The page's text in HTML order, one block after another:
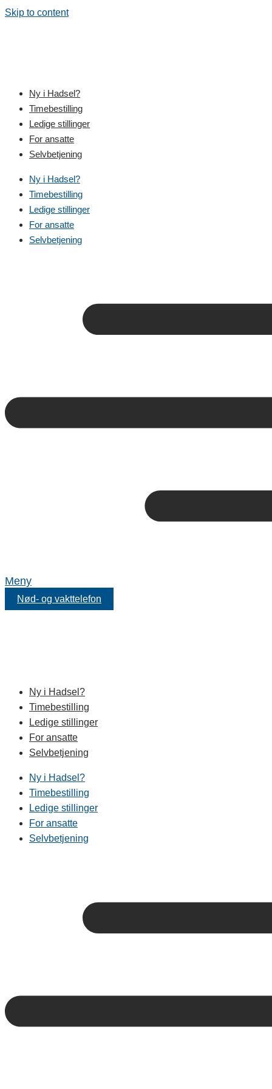
Skip to content
Ny i Hadsel?
Timebestilling
Ledige stillinger
For ansatte
Selvbetjening
Ny i Hadsel?
Timebestilling
Ledige stillinger
For ansatte
Selvbetjening
Meny
Nød- og vakttelefon
Ny i Hadsel?
Timebestilling
Ledige stillinger
For ansatte
Selvbetjening
Ny i Hadsel?
Timebestilling
Ledige stillinger
For ansatte
Selvbetjening